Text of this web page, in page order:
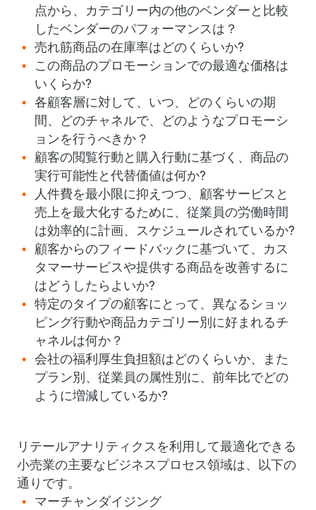
点から、カテゴリー内の他のベンダーと比較
したベンダーのパフォーマンスは？
売れ筋商品の在庫率はどのくらいか?
この商品のプロモーションでの最適な価格は
いくらか?
各顧客層に対して、いつ、どのくらいの期
間、どのチャネルで、どのようなプロモーシ
ョンを行うべきか？
顧客の閲覧行動と購入行動に基づく、商品の
実行可能性と代替価値は何か?
人件費を最小限に抑えつつ、顧客サービスと
売上を最大化するために、従業員の労働時間
は効率的に計画、スケジュールされているか?
顧客からのフィードバックに基づいて、カス
タマーサービスや提供する商品を改善するに
はどうしたらよいか?
特定のタイプの顧客にとって、異なるショッ
ピング行動や商品カテゴリー別に好まれるチ
ャネルは何か？
会社の福利厚生負担額はどのくらいか、また
プラン別、従業員の属性別に、前年比でどの
ように増減しているか?
リテールアナリティクスを利用して最適化できる
小売業の主要なビジネスプロセス領域は、以下の
通りです。
マーチャンダイジング